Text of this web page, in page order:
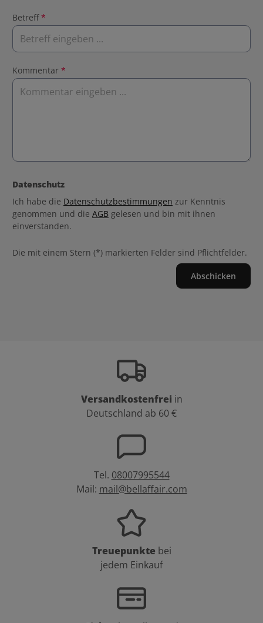
Betreff*
Kommentar *
Datenschutz
Ich habe die Datenschutzbestimmungen zur Kenntnis
genommen und die AGB gelesen und bin mit ihnen
einverstanden.
Die mit einem Stern (*) markierten Felder sind Pflichtfelder.
Abschicken
Versandkostenfrei in
Deutschland ab 60 €
Tel. 08007995544
Mail: mail@bellaffair.com
Treuepunkte bei
jedem Einkauf